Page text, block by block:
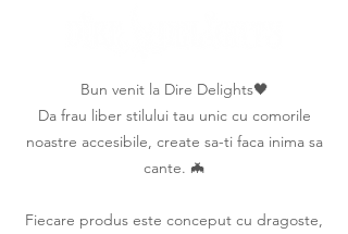
Bun venit la Dire Delights🖤
Da frau liber stilului tau unic cu comorile
noastre accesibile, create sa-ti faca inima sa
cante. 🦇
Fiecare produs este conceput cu dragoste,